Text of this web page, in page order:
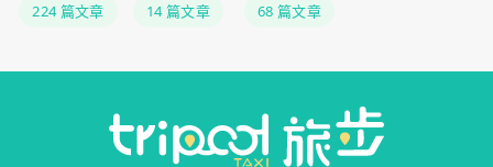
224 篇文章 14 篇文章 68 篇文章